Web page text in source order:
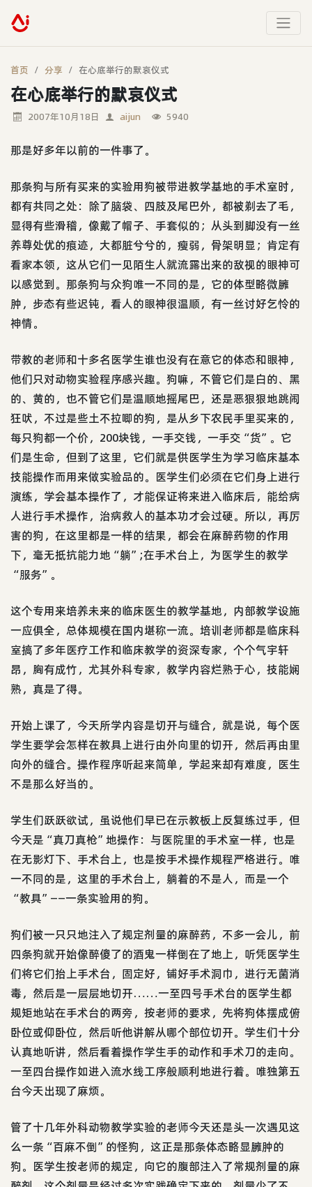
首页 分享 在心底举行的默哀仪式
在心底举行的默哀仪式
2007年10月18日 aijun 5940
那是好多年以前的一件事了。
那条狗与所有买来的实验用狗被带进教学基地的手术室时，
都有共同之处：除了脑袋、四肢及尾巴外，都被剃去了毛，
显得有些滑稽，像戴了帽子、手套似的；从头到脚没有一丝
养尊处优的痕迹，大都脏兮兮的，瘦弱，骨架明显；肯定有
看家本领，这从它们一见陌生人就流露出来的敌视的眼神可
以感觉到。那条狗与众狗唯一不同的是，它的体型略微臃
肿，步态有些迟钝，看人的眼神很温顺，有一丝讨好乞怜的
神情。
带教的老师和十多名医学生谁也没有在意它的体态和眼神，
他们只对动物实验程序感兴趣。狗嘛，不管它们是白的、黑
的、黄的，也不管它们是温顺地摇尾巴，还是恶狠狠地跳闹
狂吠，不过是些土不拉唧的狗，是从乡下农民手里买来的，
每只狗都一个价，200块钱，一手交钱，一手交“货”。它
们是生命，但到了这里，它们就是供医学生为学习临床基本
技能操作而用来做实验品的。医学生们必须在它们身上进行
演练，学会基本操作了，才能保证将来进入临床后，能给病
人进行手术操作，治病救人的基本功才会过硬。所以，再厉
害的狗，在这里都是一样的结果，都会在麻醉药物的作用
下，毫无抵抗能力地“躺”;在手术台上，为医学生的教学
“服务”。
这个专用来培养未来的临床医生的教学基地，内部教学设施
一应俱全，总体规模在国内堪称一流。培训老师都是临床科
室搞了多年医疗工作和临床教学的资深专家，个个气宇轩
昂，胸有成竹，尤其外科专家，教学内容烂熟于心，技能娴
熟，真是了得。
开始上课了，今天所学内容是切开与缝合，就是说，每个医
学生要学会怎样在教具上进行由外向里的切开，然后再由里
向外的缝合。操作程序听起来简单，学起来却有难度，医生
不是那么好当的。
学生们跃跃欲试，虽说他们早已在示教板上反复练过手，但
今天是“真刀真枪”地操作：与医院里的手术室一样，也是
在无影灯下、手术台上，也是按手术操作规程严格进行。唯
一不同的是，这里的手术台上，躺着的不是人，而是一个
“教具”——一条实验用的狗。
狗们被一只只地注入了规定剂量的麻醉药，不多一会儿，前
四条狗就开始像醉傻了的酒鬼一样倒在了地上，听凭医学生
们将它们抬上手术台，固定好，铺好手术洞巾，进行无菌消
毒，然后是一层层地切开……一至四号手术台的医学生都
规矩地站在手术台的两旁，按老师的要求，先将狗体摆成俯
卧位或仰卧位，然后听他讲解从哪个部位切开。学生们十分
认真地听讲，然后看着操作学生手的动作和手术刀的走向。
一至四台操作如进入流水线工序般顺利地进行着。唯独第五
台今天出现了麻烦。
管了十几年外科动物教学实验的老师今天还是头一次遇见这
么一条“百麻不倒”的怪狗，这正是那条体态略显臃肿的
狗。医学生按老师的规定，向它的腹部注入了常规剂量的麻